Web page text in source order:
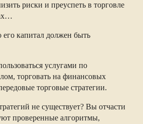
риски и преуспеть в торговле
его капитал должен быть
услугами по
торговать на финансовых
торговые стратегии.
не существует? Вы отчасти
проверенные алгоритмы,